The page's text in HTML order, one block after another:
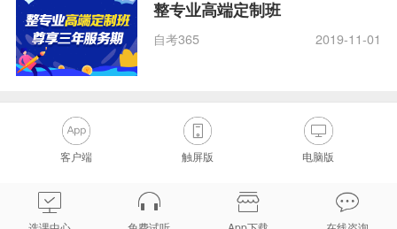
整专业高端定制班
自考365 2019-11-01
客户端 触屏版 电脑版